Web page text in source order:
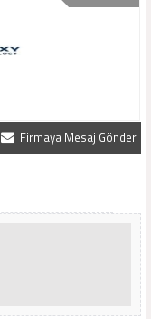
Firmaya Mesaj Gönder